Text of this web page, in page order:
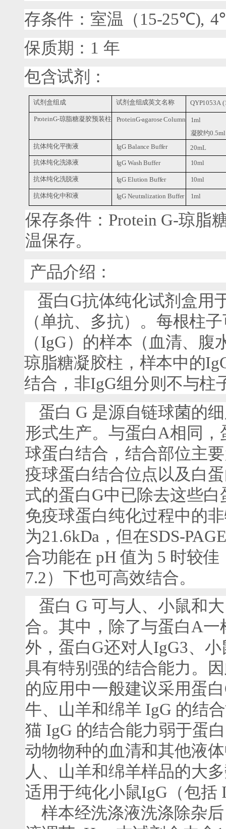
存条件：室温（ 15-25℃), 4
保质期： 1 年
包含试剂：
试剂盒组成 试剂盒组成英文名称 QYP1053A
ProteinG-琼脂糖凝胶预装柱 ProteinG-agarose Column
1ml
凝胶约0.5ml
抗体纯化平衡液
IgG Balance Buffer
20mL
抗体纯化洗涤液
IgG Wash Buffer 10ml
抗体纯化洗脱液 IgG Elution Buffer 10ml
抗体纯化中和液 IgG Neutralization Buffer 1ml
保存条件： Protein G-琼脂
温保存。
产品介绍：
蛋白G抗体纯化试剂盒用
（单抗、多抗）。每根柱
（IgG）的样本（血清、腹
琼脂糖凝胶柱，样本中的
结合，非IgG组分则不与柱
蛋白 G 是源自链球菌的
形式生产。与蛋白A相同，
球蛋白结合，结合部位主
疫球蛋白结合位点以及白
式的蛋白G中已除去这些
免疫球蛋白纯化过程中的
为21.6kDa ，但在SDS-PAGE
合功能在 pH值为 5 时较佳
7.2）下也可高效结合。
蛋白 G 可与人、小鼠和
合。其中，除了与蛋白A一
外，蛋白G还对人IgG3、小
具有特别强的结合能力。
的应用中一般建议采用蛋白
牛、山羊和绵羊 IgG 的结
猫 IgG 的结合能力弱于蛋白
动物物种的血清和其他液
人、山羊和绵羊样品的大
适用于纯化小鼠IgG （包括
样本经洗涤液洗涤除杂